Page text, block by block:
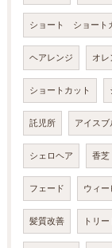
ショート ショート
ヘアレンジ オレ
ショートカット
託児所 アイスブ
シェロヘア 香芝
フェード ウィー
髪質改善 トリ